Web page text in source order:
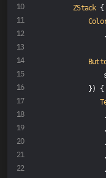
ZStack {
            }) {